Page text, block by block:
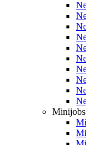
Minijobs